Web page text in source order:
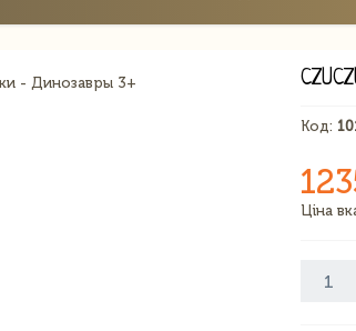
Код:
Ціна